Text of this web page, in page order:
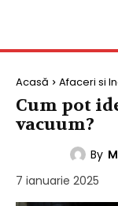
Acasă Afaceri si
Cum pot
vacuum?
By
7 ianuarie 2025